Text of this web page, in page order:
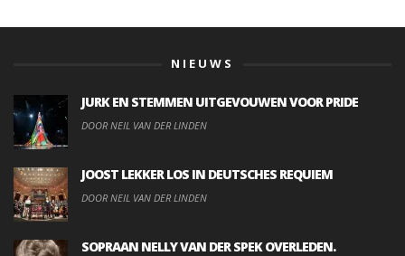
NIEUWS
JURK EN STEMMEN UITGEVOUWEN VOOR PRIDE
DOOR NEIL VAN DER LINDEN
JOOST LEKKER LOS IN DEUTSCHES REQUIEM
DOOR NEIL VAN DER LINDEN
SOPRAAN NELLY VAN DER SPEK OVERLEDEN.